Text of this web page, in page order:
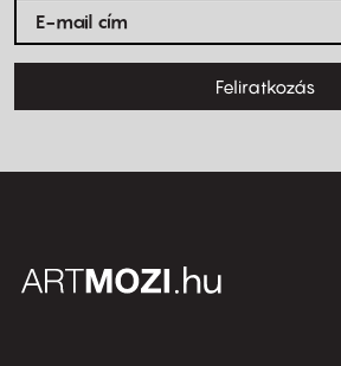
Feliratkozás